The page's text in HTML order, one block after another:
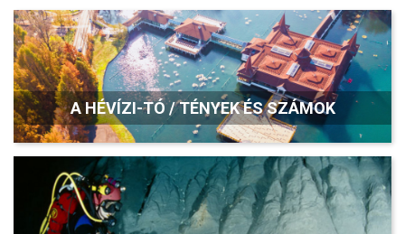
A HÉVÍZI-TÓ / TÉNYEK ÉS SZÁMOK